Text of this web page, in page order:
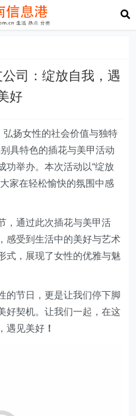
司：绽放自我，遇
好
扬女性的社会价值与独特
具特色的插花与美甲活动
功举办。本次活动以“绽放
家在轻松愉快的氛围中感
，通过此次插花与美甲活
感受到生活中的美好与艺术
式，展现了女性的优雅与魅
的节日，更是让我们停下脚
好契机。让我们一起，在这
遇见美好 ！